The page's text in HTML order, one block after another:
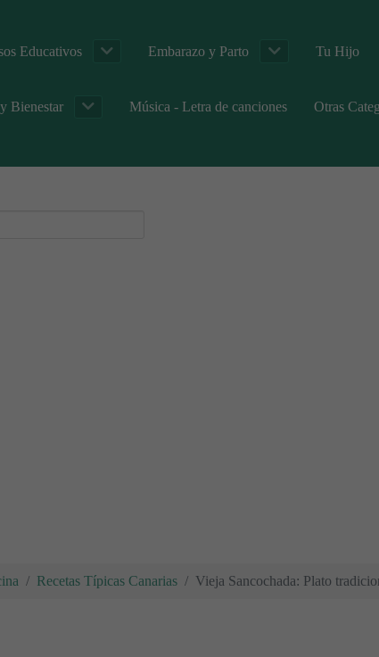
Educativos Embarazo y Parto Tu Hijo
Bienestar Música - Letra de canciones Otras
Recetas Típicas Canarias Vieja Sancochada: Plato